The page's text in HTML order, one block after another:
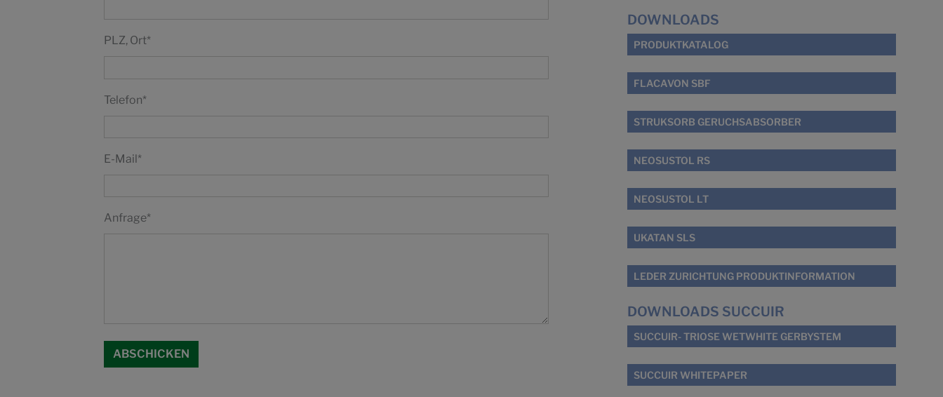
PLZ, Ort*
Telefon*
E-Mail*
Anfrage*
DOWNLOADS
PRODUKTKATALOG
FLACAVON SBF
STRUKSORB GERUCHSABSORBER
NEOSUSTOL RS
NEOSUSTOL LT
UKATAN SLS
LEDER ZURICHTUNG PRODUKTINFORMATION
DOWNLOADS SUCCUIR
SUCCUIR- TRIOSE WETWHITE GERBYSTEM
SUCCUIR WHITEPAPER